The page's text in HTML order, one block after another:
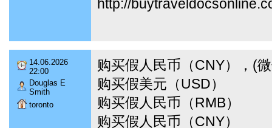
http://
14.06.2026
22:00
Douglas E
Smith
toronto
购买假人民币（CNY），(
购买假美元（USD）
购买假人民币（RMB）
购买假人民币（CNY）